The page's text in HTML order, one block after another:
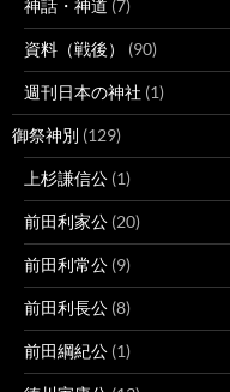
神話・神道 (7)
資料（戦後） (90)
週刊日本の神社 (1)
御祭神別 (129)
上杉謙信公 (1)
前田利家公 (20)
前田利常公 (9)
前田利長公 (8)
前田綱紀公 (1)